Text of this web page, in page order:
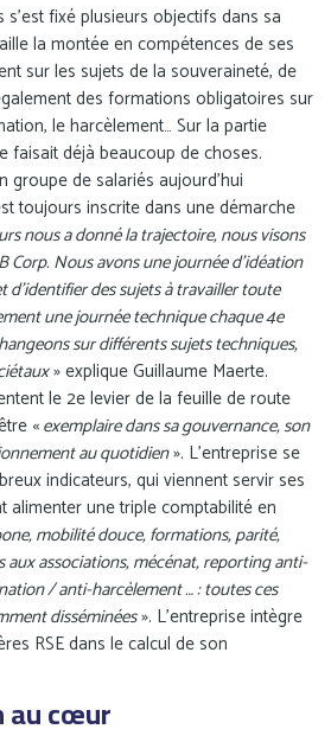
fixé plusieurs objectifs dans sa
la montée en compétences de ses
sur les sujets de la souveraineté, de
des formations obligatoires sur
le harcèlement… Sur la partie
faisait déjà beaucoup de choses.
groupe de salariés aujourd’hui
toujours inscrite dans une démarche
nous a donné la trajectoire, nous visons
Corp. Nous avons une journée d’idéation
d’identifier des sujets à travailler toute
une journée technique chaque 4e
sur différents sujets techniques,
» explique Guillaume Maerte.
le 2e levier de la feuille de route
«exemplaire dans sa gouvernance, son
au quotidien». L’entreprise se
indicateurs, qui viennent servir ses
alimenter une triple comptabilité en
mobilité douce, formations, parité,
aux associations, mécénat, reporting anti-
/ anti-harcèlement … : toutes ces
disséminées». L’entreprise intègre
RSE dans le calcul de son
au cœur